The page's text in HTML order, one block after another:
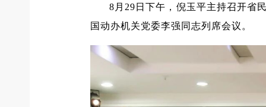
8月29日下午，倪玉平主持召开省
国动办机关党委李强同志列席会议。